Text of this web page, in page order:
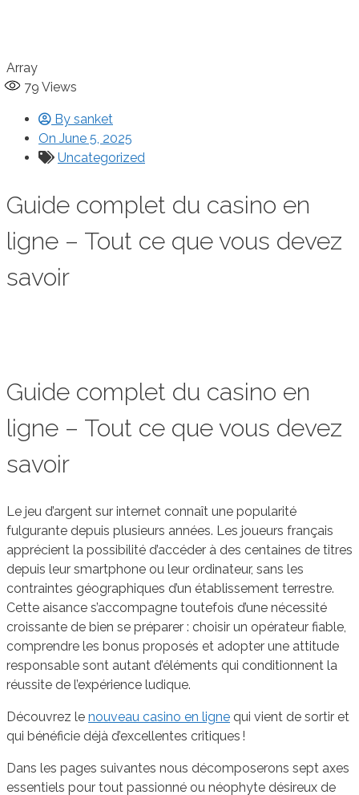
Array
79 Views
By sanket
On June 5, 2025
Uncategorized
Guide complet du casino en
ligne – Tout ce que vous devez
savoir
Guide complet du casino en
ligne – Tout ce que vous devez
savoir
Le jeu d’argent sur internet connaît une popularité
fulgurante depuis plusieurs années. Les joueurs français
apprécient la possibilité d’accéder à des centaines de titres
depuis leur smartphone ou leur ordinateur, sans les
contraintes géographiques d’un établissement terrestre.
Cette aisance s’accompagne toutefois d’une nécessité
croissante de bien se préparer : choisir un opérateur fiable,
comprendre les bonus proposés et adopter une attitude
responsable sont autant d’éléments qui conditionnent la
réussite de l’expérience ludique.
Découvrez le nouveau casino en ligne qui vient de sortir et
qui bénéficie déjà d’excellentes critiques !
Dans les pages suivantes nous décomposerons sept axes
essentiels pour tout passionné ou néophyte désireux de